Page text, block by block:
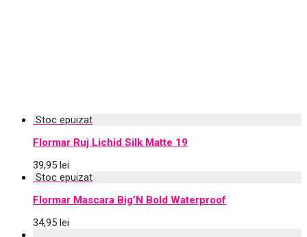
Flormar Ruj Lichid Silk Matte 19
39,95 lei
Flormar Mascara Big’N Bold Waterproof
34,95 lei